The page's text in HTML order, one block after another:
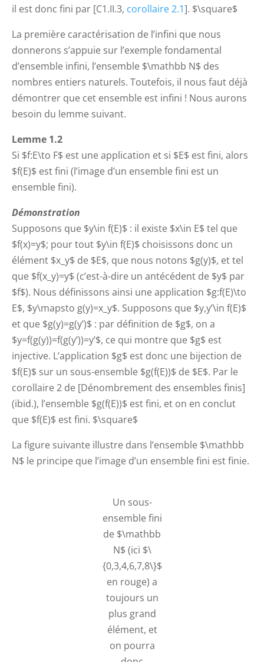
il est donc fini par [C1.II.3, corollaire 2.1]. $\square$
La première caractérisation de l’infini que nous
donnerons s’appuie sur l’exemple fondamental
d’ensemble infini, l’ensemble $\mathbb N$ des
nombres entiers naturels. Toutefois, il nous faut déjà
démontrer que cet ensemble est infini ! Nous aurons
besoin du lemme suivant.
Lemme 1.2
Si $f:E\to F$ est une application et si $E$ est fini, alors
$f(E)$ est fini (l’image d’un ensemble fini est un
ensemble fini).
Démonstration
Supposons que $y\in f(E)$ : il existe $x\in E$ tel que
$f(x)=y$; pour tout $y\in f(E)$ choisissons donc un
élément $x_y$ de $E$, que nous notons $g(y)$, et tel
que $f(x_y)=y$ (c’est-à-dire un antécédent de $y$ par
$f$). Nous définissons ainsi une application $g:f(E)\to
E$, $y\mapsto g(y)=x_y$. Supposons que $y,y’\in f(E)$
et que $g(y)=g(y’)$ : par définition de $g$, on a
$y=f(g(y))=f(g(y’))=y’$, ce qui montre que $g$ est
injective. L’application $g$ est donc une bijection de
$f(E)$ sur un sous-ensemble $g(f(E))$ de $E$. Par le
corollaire 2 de [Dénombrement des ensembles finis]
(ibid.), l’ensemble $g(f(E))$ est fini, et on en conclut
que $f(E)$ est fini. $\square$
La figure suivante illustre dans l’ensemble $\mathbb
N$ le principe que l’image d’un ensemble fini est finie.
Un sous-
ensemble fini
de $\mathbb
N$ (ici $\
{0,3,4,6,7,8\}$
en rouge) a
toujours un
plus grand
élément, et
on pourra